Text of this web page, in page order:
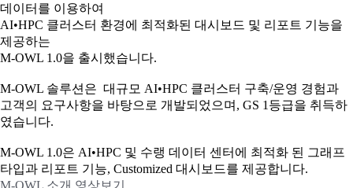
데이터를 이용하여
AI•HPC 클러스터 환경에 최적화된 대시보드 및 리포트 기능을
제공하는
M-OWL 1.0을 출시했습니다.
M-OWL 솔루션은 대규모 AI•HPC 클러스터 구축/운영 경험과
고객의 요구사항을 바탕으로 개발되었으며, GS 1등급을 취득하
였습니다.
M-OWL 1.0은 AI•HPC 및 수랭 데이터 센터에 최적화 된 그래프
타입과 리포트 기능, Customized 대시보드를 제공합니다.
M-OWL 소개 영상보기